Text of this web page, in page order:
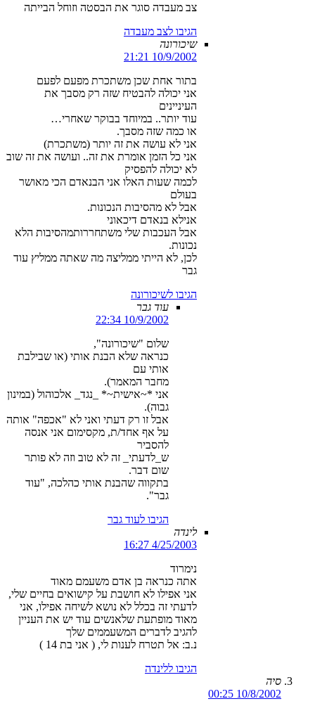
צב מעבדה סוגר את הבסטה וזוחל הבייתה
הגיבו לצב מעבדה
שיכורונה
10/9/2002 21:21
בתור אחת שכן משתכרת מפעם לפעם
אני יכולה להבטיח שזה רק מסבך את
העיניינים
עוד יותר.. במיוחד בבוקר שאחרי…
או כמה שזה מסבך.
אני לא עושה את זה יותר (משתכרת)
אני כל הזמן אומרת את זה.. ועושה את זה שוב
לא יכולה להפסיק
לכמה שעות האלו אני הבנאדם הכי מאושר
בעולם
אבל לא מהסיבות הנכונות.
אנילא בנאדם דיכאוני
אבל העכבות שלי משתחררותמהסיבות הלא
נכונות.
לכן, לא הייתי ממליצה מה שאתה ממליץ עוד
גבר
הגיבו לשיכורונה
עוד גבר
10/9/2002 22:34
שלום "שיכורונה",
כנראה שלא הבנת אותי (או שבילבת
אותי עם
מחבר המאמר).
אני *~אישית~* _נגד_ אלכוהול (במינון
גבוה).
אבל זו רק דעתי ואני לא "אכפה" אותה
על אף אחד/ת, מקסימום אני אנסה
להסביר
ש_לדעתי_ זה לא טוב וזה לא פותר
שום דבר.
בתקווה שהבנת אותי כהלכה, "עוד
גבר".
הגיבו לעוד גבר
לינדה
4/25/2003 16:27
נימרוד
אתה כנראה בן אדם משעמם מאוד
אני אפילו לא חושבת על קישואים בחיים שלי,
לדעתי זה בכלל לא נושא לשיחה אפילו, אני
מאוד מופתעת שלאנשים עוד יש את העניין
להגיב לדברים המשעממים שלך
נ.ב: אל תטרח לענות לי, ( אני בת 14 )
הגיבו ללינדה
סיה
10/8/2002 00:25